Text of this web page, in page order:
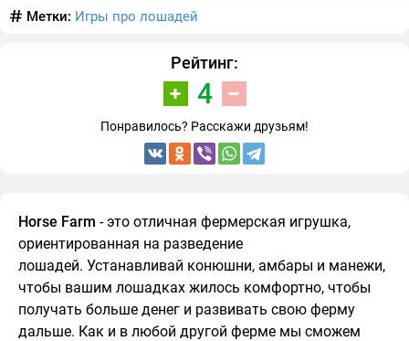
Метки: Игры про лошадей
Рейтинг:
4
Понравилось? Расскажи друзьям!
Horse Farm - это отличная фермерская игрушка,
ориентированная на разведение
лошадей. Устанавливай конюшни, амбары и манежи,
чтобы вашим лошадках жилось комфортно, чтобы
получать больше денег и развивать свою ферму
дальше. Как и в любой другой ферме мы сможем